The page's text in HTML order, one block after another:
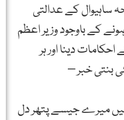
ساہیوال کے عدالتی
کے باوجود وزیر اعظم
دینا اور ہر
بنتی خبر –
میرے جیسے پتھر دل